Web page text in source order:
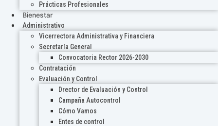
Prácticas Profesionales
Bienestar
Administrativo
Vicerrectora Administrativa y Financiera
Secretaría General
Convocatoria Rector 2026-2030
Contratación
Evaluación y Control
Drector de Evaluación y Control
Campaña Autocontrol
Cómo Vamos
Entes de control